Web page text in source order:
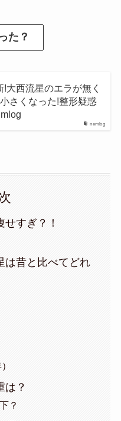
た？
nemlog
!大西流星のエラが無く
さくなった!整形疑惑
せすぎ？！
は昔と比べてどれ
は？
？